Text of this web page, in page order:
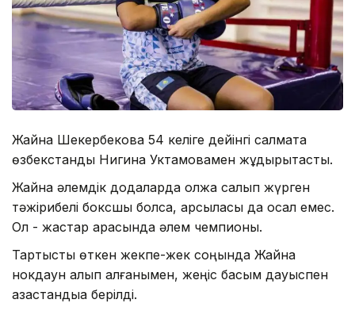
Жайна Шекербекова 54 келіге дейінгі салмақта
өзбекстандық Нигина Уктамовамен жұдырықтасты.
Жайна әлемдік додаларда олжа салып жүрген
тәжірибелі боксшы болса, қарсыласы да осал емес.
Ол - жастар арасында әлем чемпионы.
Тартысты өткен жекпе-жек соңында Жайна
нокдаун алып қалғанымен, жеңіс басым дауыспен
қазақстандыққа берілді.